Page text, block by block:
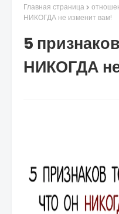
Главная страница
НИКОГДА не изменит вам!
5
НИКОГДА